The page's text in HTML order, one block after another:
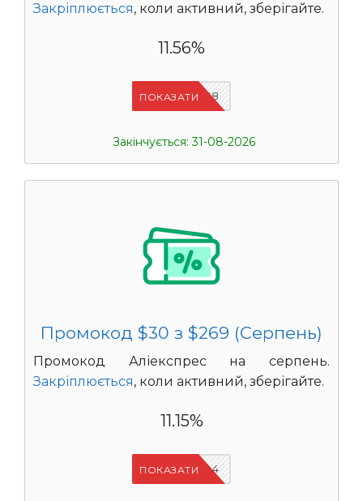
Закріплюється, коли активний, зберігайте.
11.56%
IFPAB5K8
ПОКАЗАТИ
Закінчується: 31-08-2026
Промокод $30 з $269 (Серпень)
Промокод Аліекспрес на серпень.
Закріплюється, коли активний, зберігайте.
11.15%
IFPDMDL4
ПОКАЗАТИ